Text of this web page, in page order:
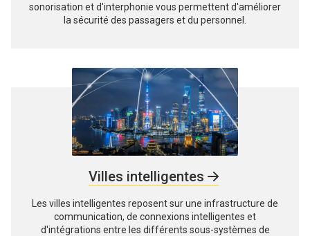
sonorisation et d'interphonie vous permettent d'améliorer
la sécurité des passagers et du personnel.
Villes intelligentes
Les villes intelligentes reposent sur une infrastructure de
communication, de connexions intelligentes et
d'intégrations entre les différents sous-systèmes de